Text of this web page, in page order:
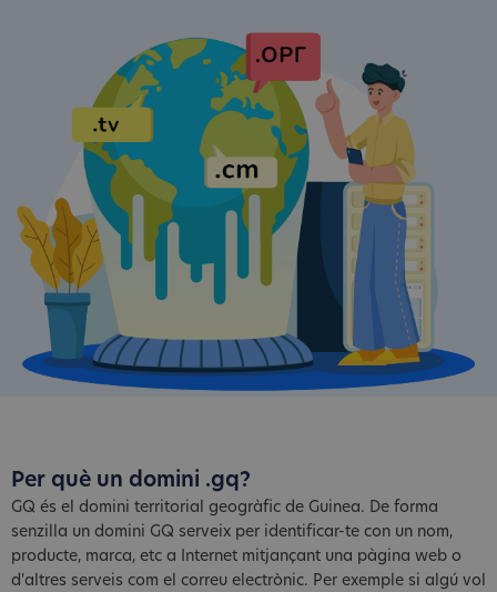
Per què un domini .gq?
GQ és el domini territorial geogràfic de Guinea. De forma
senzilla un domini GQ serveix per identificar-te con un nom,
producte, marca, etc a Internet mitjançant una pàgina web o
d'altres serveis com el correu electrònic. Per exemple si algú vol